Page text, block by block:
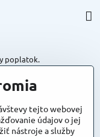
poplatok.
tejto webovej
údajov o jej
nástroje a služby